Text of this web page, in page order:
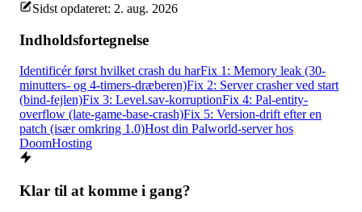
Sidst opdateret: 2. aug. 2026
Indholdsfortegnelse
Identificér først hvilket crash du harFix 1: Memory leak (30-
minutters- og 4-timers-dræberen)Fix 2: Server crasher ved start
(bind-fejlen)Fix 3: Level.sav-korruptionFix 4: Pal-entity-
overflow (late-game-base-crash)Fix 5: Version-drift efter en
patch (især omkring 1.0)Host din Palworld-server hos
DoomHosting
Klar til at komme i gang?